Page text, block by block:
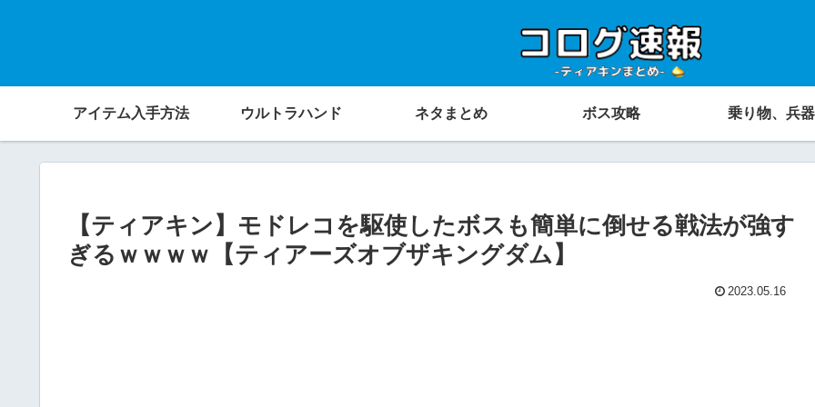
アイテム入手方法 ウルトラハンド ネタまとめ ボス攻略 乗り物、兵器
【ティアキン】モドレコを駆使したボスも簡単に倒せる戦法が強す
ぎるｗｗｗｗ【ティアーズオブザキングダム】
2023.05.16